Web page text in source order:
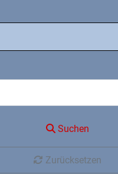
Suchen
Zurücksetzen